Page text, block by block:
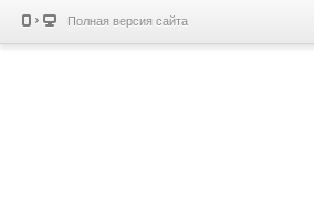
Полная версия сайта